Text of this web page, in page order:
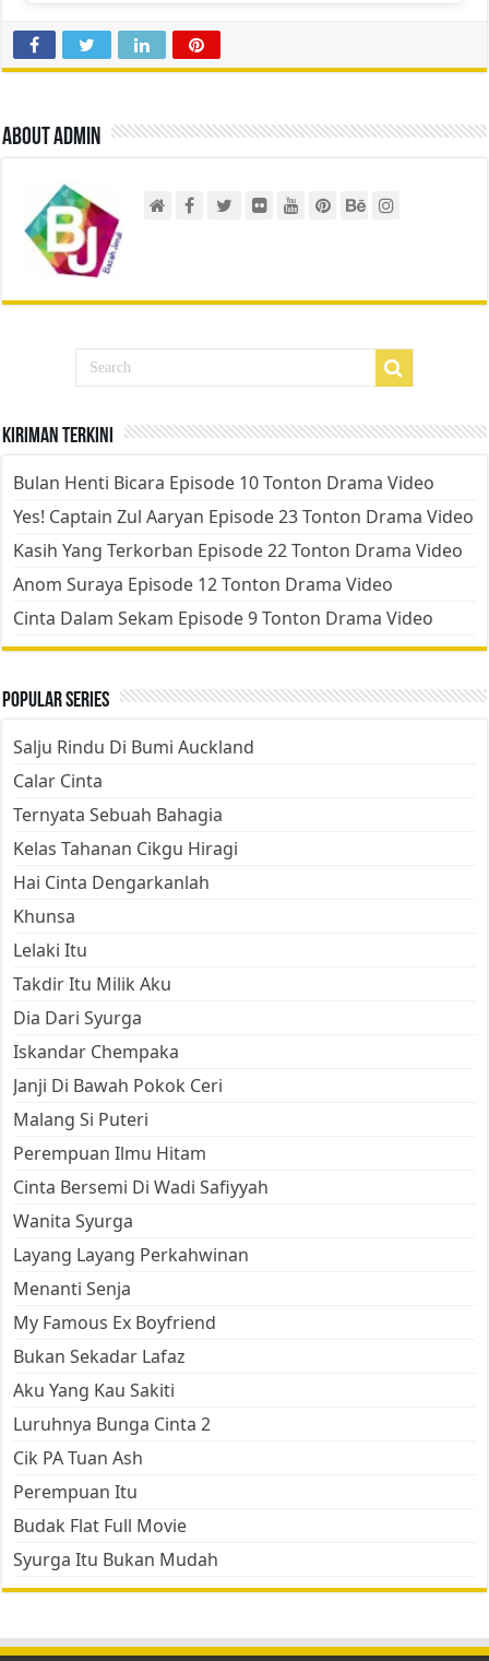
About admin
Kiriman Terkini
Bulan Henti Bicara Episode 10 Tonton Drama Video
Yes! Captain Zul Aaryan Episode 23 Tonton Drama Video
Kasih Yang Terkorban Episode 22 Tonton Drama Video
Anom Suraya Episode 12 Tonton Drama Video
Cinta Dalam Sekam Episode 9 Tonton Drama Video
Popular Series
Salju Rindu Di Bumi Auckland
Calar Cinta
Ternyata Sebuah Bahagia
Kelas Tahanan Cikgu Hiragi
Hai Cinta Dengarkanlah
Khunsa
Lelaki Itu
Takdir Itu Milik Aku
Dia Dari Syurga
Iskandar Chempaka
Janji Di Bawah Pokok Ceri
Malang Si Puteri
Perempuan Ilmu Hitam
Cinta Bersemi Di Wadi Safiyyah
Wanita Syurga
Layang Layang Perkahwinan
Menanti Senja
My Famous Ex Boyfriend
Bukan Sekadar Lafaz
Aku Yang Kau Sakiti
Luruhnya Bunga Cinta 2
Cik PA Tuan Ash
Perempuan Itu
Budak Flat Full Movie
Syurga Itu Bukan Mudah